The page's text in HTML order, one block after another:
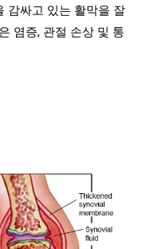
감싸고 있는 활막을 잘
염증, 관절 손상 및 통